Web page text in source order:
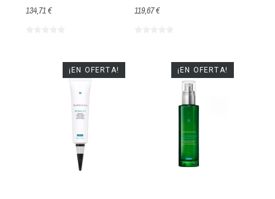
134,71 €
119,67 €
¡EN OFERTA! ¡EN OFERTA!